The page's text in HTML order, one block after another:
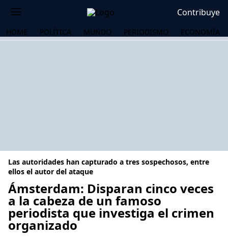
Contribuye
HOME POLÍTICA MUNDO PERIODISMO ECONOMÍA
Las autoridades han capturado a tres sospechosos, entre
ellos el autor del ataque
Ámsterdam: Disparan cinco veces
a la cabeza de un famoso
periodista que investiga el crimen
organizado